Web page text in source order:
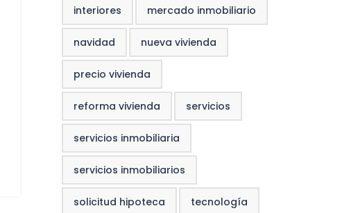
interiores mercado inmobiliario
navidad nueva vivienda
precio vivienda
reforma vivienda servicios
servicios inmobiliaria
servicios inmobiliarios
solicitud hipoteca tecnología